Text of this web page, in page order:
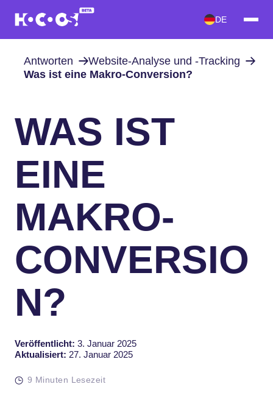
DE
Antworten
Website-Analyse und -Tracking
Was ist eine Makro-Conversion?
WAS IST
EINE
MAKRO-
CONVERSIO
N?
Veröffentlicht: 3. Januar 2025
Aktualisiert: 27. Januar 2025
9 Minuten Lesezeit